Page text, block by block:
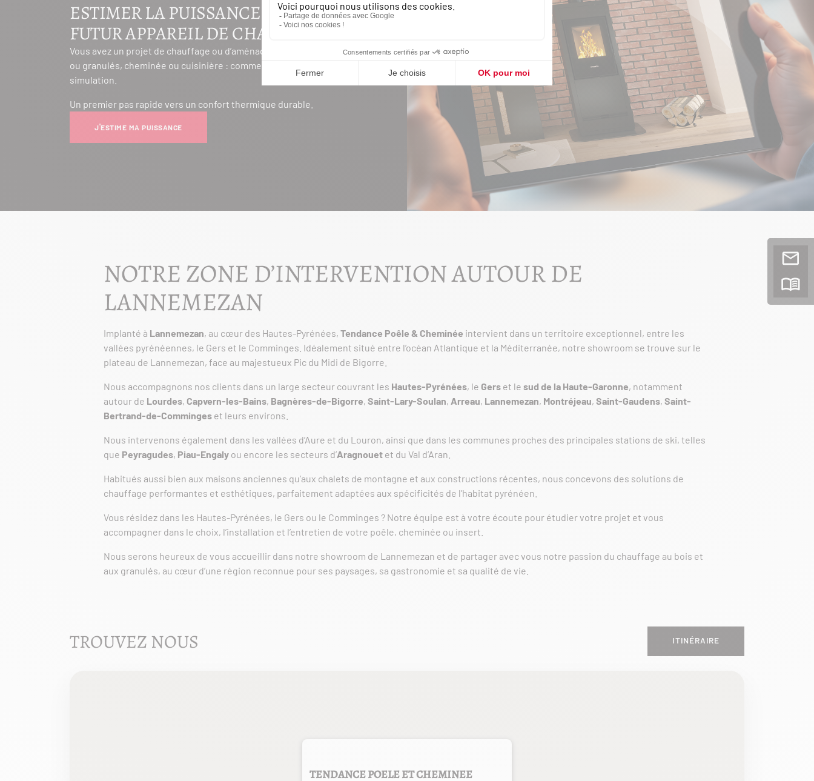
ESTIMER LA PUISSANCE DE VOTRE
FUTUR APPAREIL DE CHAUFFAGE
Vous avez un projet de chauffage ou d’aménagement ? Poêle à bois
ou granulés, cheminée ou cuisinière : commencez par une
simulation.
Un premier pas rapide vers un confort thermique durable.
J'ESTIME MA PUISSANCE
NOTRE ZONE D’INTERVENTION AUTOUR DE
LANNEMEZAN
Implanté à Lannemezan, au cœur des Hautes-Pyrénées, Tendance Poêle & Cheminée intervient dans un territoire exceptionnel, entre les
vallées pyrénéennes, le Gers et le Comminges. Idéalement situé entre l’océan Atlantique et la Méditerranée, notre showroom se trouve sur le
plateau de Lannemezan, face au majestueux Pic du Midi de Bigorre.
Nous accompagnons nos clients dans un large secteur couvrant les Hautes-Pyrénées, le Gers et le sud de la Haute-Garonne, notamment
autour de Lourdes, Capvern-les-Bains, Bagnères-de-Bigorre, Saint-Lary-Soulan, Arreau, Lannemezan, Montréjeau, Saint-Gaudens, Saint-
Bertrand-de-Comminges et leurs environs.
Nous intervenons également dans les vallées d’Aure et du Louron, ainsi que dans les communes proches des principales stations de ski, telles
que Peyragudes, Piau-Engaly ou encore les secteurs d’Aragnouet et du Val d’Aran.
Habitués aussi bien aux maisons anciennes qu’aux chalets de montagne et aux constructions récentes, nous concevons des solutions de
chauffage performantes et esthétiques, parfaitement adaptées aux spécificités de l’habitat pyrénéen.
Vous résidez dans les Hautes-Pyrénées, le Gers ou le Comminges ? Notre équipe est à votre écoute pour étudier votre projet et vous
accompagner dans le choix, l’installation et l’entretien de votre poêle, cheminée ou insert.
Nous serons heureux de vous accueillir dans notre showroom de Lannemezan et de partager avec vous notre passion du chauffage au bois et
aux granulés, au cœur d’une région reconnue pour ses paysages, sa gastronomie et sa qualité de vie.
TROUVEZ NOUS ITINÉRAIRE
TENDANCE POELE ET CHEMINEE